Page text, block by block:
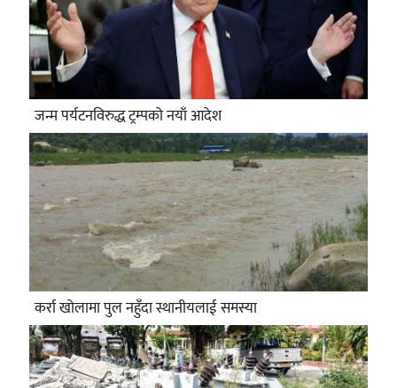
जन्म पर्यटनविरुद्ध ट्रम्पको नयाँ आदेश
कर्रा खोलामा पुल नहुँदा स्थानीयलाई समस्या